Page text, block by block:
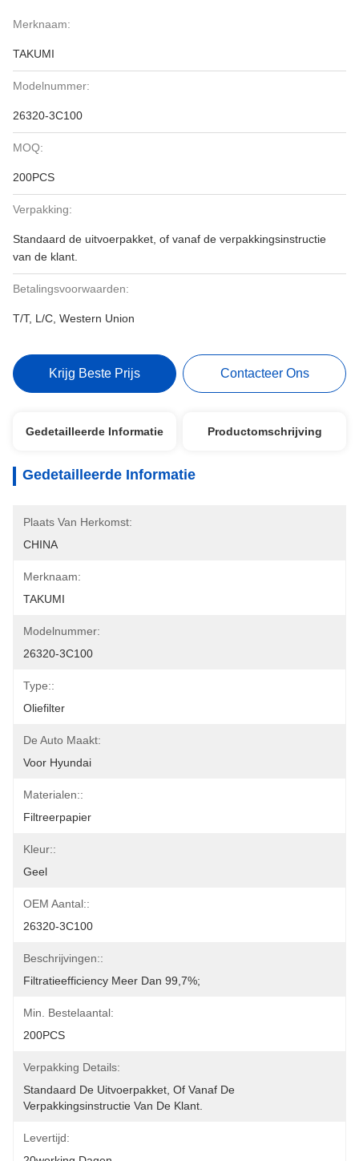
Merknaam:
TAKUMI
Modelnummer:
26320-3C100
MOQ:
200PCS
Verpakking:
Standaard de uitvoerpakket, of vanaf de verpakkingsinstructie
van de klant.
Betalingsvoorwaarden:
T/T, L/C, Western Union
Krijg Beste Prijs Contacteer Ons
Gedetailleerde Informatie Productomschrijving
Gedetailleerde Informatie
Plaats Van Herkomst:
CHINA
Merknaam:
TAKUMI
Modelnummer:
26320-3C100
Type::
Oliefilter
De Auto Maakt:
Voor Hyundai
Materialen::
Filtreerpapier
Kleur::
Geel
OEM Aantal::
26320-3C100
Beschrijvingen::
Filtratieefficiency Meer Dan 99,7%;
Min. Bestelaantal:
200PCS
Verpakking Details:
Standaard De Uitvoerpakket, Of Vanaf De
Verpakkingsinstructie Van De Klant.
Levertijd: